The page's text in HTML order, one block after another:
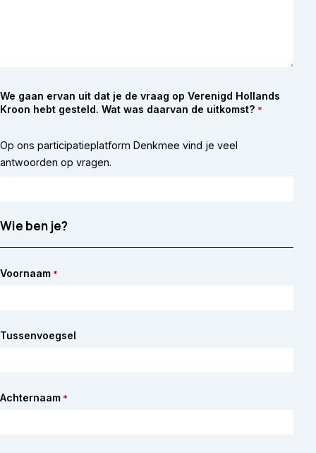
We gaan ervan uit dat je de vraag op Verenigd Hollands
Kroon hebt gesteld. Wat was daarvan de uitkomst? *
Op ons participatieplatform Denkmee vind je veel
antwoorden op vragen.
Wie ben je?
Voornaam *
Tussenvoegsel
Achternaam *